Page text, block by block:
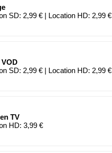
SD: 2,99 € | Location HD: 2,99 €
SD: 2,99 € | Location HD: 2,99 €
TV
HD: 3,99 €